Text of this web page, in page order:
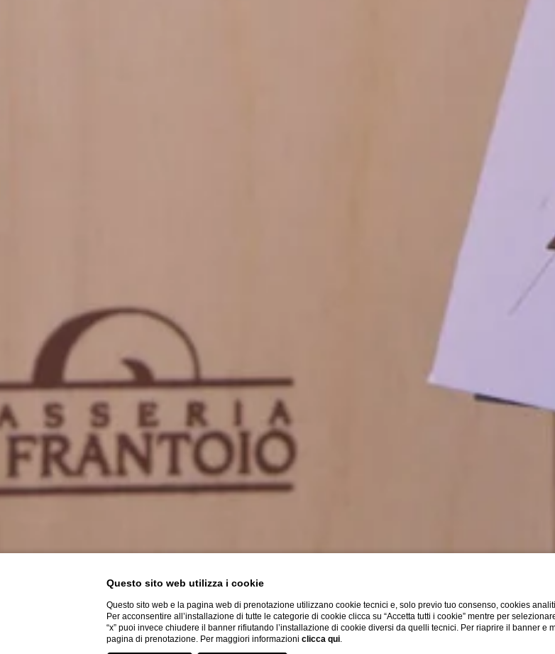
Questo sito web utilizza i cookie
Questo sito web e la pagina web di prenotazione utilizzano cookie tecnici e, solo previo tuo consenso, cookies
Per acconsentire all’installazione di tutte le categorie di cookie clicca su “Accetta tutti i cookie” mentre per
“x” puoi invece chiudere il banner rifiutando l’installazione di cookie diversi da quelli tecnici. Per riaprire il banner e
pagina di prenotazione. Per maggiori informazioniclicca qui.